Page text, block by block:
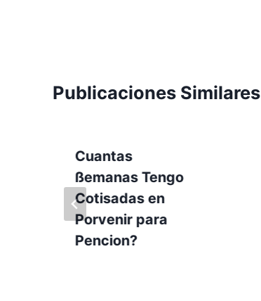
Publicaciones Similares
Cuantas
ßemanas Tengo
Cotisadas en
Porvenir para
Pencion?